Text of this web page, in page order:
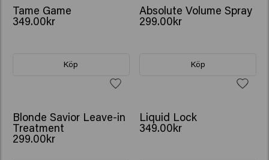
Tame Game
349.00kr
Köp
Absolute Volume Spray
299.00kr
Köp
Blonde Savior Leave-in
Treatment
299.00kr
Liquid Lock
349.00kr